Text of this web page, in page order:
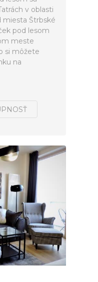
v oblasti
miesta Štrbské
pod lesom
meste
si môžete
na